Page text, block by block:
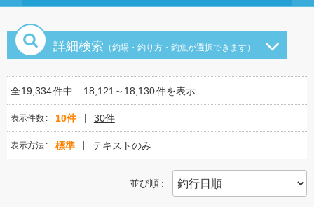
詳細検索 （釣場・釣り方・釣魚が選択できます）
全19,334件中 18,121～18,130件を表示
表示件数 10件 30件
表示方法 標準 テキストのみ
並び順